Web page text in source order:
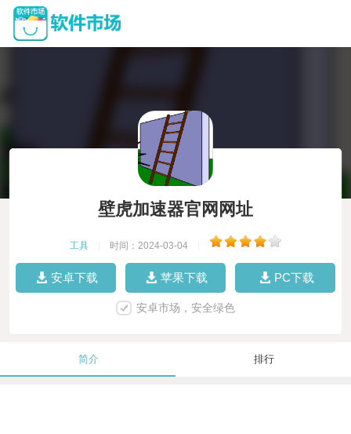
壁虎加速器官网网址
工具 时间：2024-03-04
安卓下载 苹果下载 PC下载
安卓市场，安全绿色
简介 排行